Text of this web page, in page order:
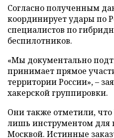
Согласно полученным
координирует удары по
специалистов по
беспилотников.
«Мы документально
принимает прямое
территории России», –
хакерской группировки.
Они также отметили,
лишь инструментом для
Москвой. Истинные